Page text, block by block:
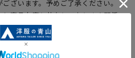
ざいます。予めご了承ください。
商品在庫を共有しております関係
イミングにより欠品が発生し、ご注文
ざいます。予めご了承ください。お急
しても、ご注文のタイミングによって